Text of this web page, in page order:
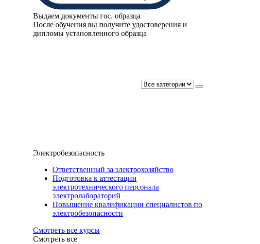
Выдаем документы гос. образца
После обучения вы получите удостоверения и
дипломы установленного образца
Электробезопасность
Ответственный за электрохозяйство
Подготовка к аттестации
электротехнического персонала
электролабораторий
Повышение квалификации специалистов по
электробезопасности
Смотреть все курсы
Смотреть все